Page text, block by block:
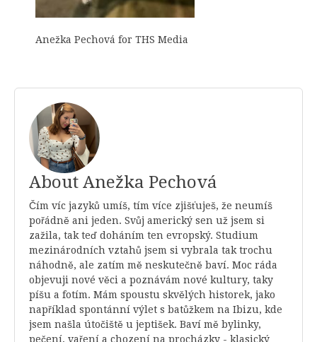
Anežka Pechová for THS Media
About Anežka Pechová
Čím víc jazyků umíš, tím více zjišťuješ, že neumíš
pořádně ani jeden. Svůj americký sen už jsem si
zažila, tak teď doháním ten evropský. Studium
mezinárodních vztahů jsem si vybrala tak trochu
náhodně, ale zatím mě neskutečně baví. Moc ráda
objevuji nové věci a poznávám nové kultury, taky
píšu a fotím. Mám spoustu skvělých historek, jako
například spontánní výlet s batůžkem na Ibizu, kde
jsem našla útočiště u jeptišek. Baví mě bylinky,
pečení, vaření a chození na procházky - klasický